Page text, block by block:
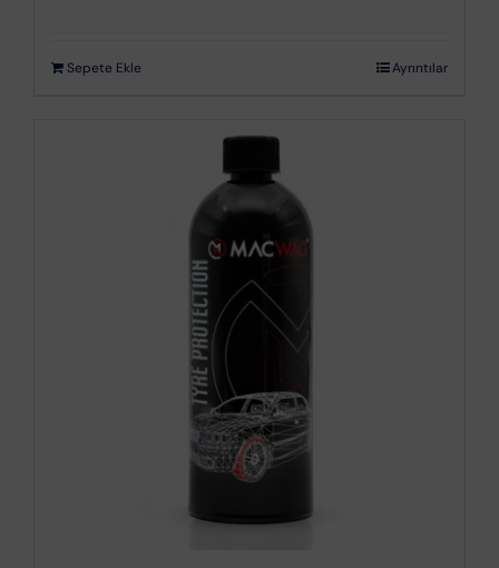
Sepete Ekle Ayrıntılar